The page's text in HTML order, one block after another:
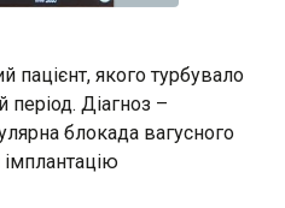
пацієнт, якого турбувало
період. Діагноз –
блокада вагусного
імплантацію